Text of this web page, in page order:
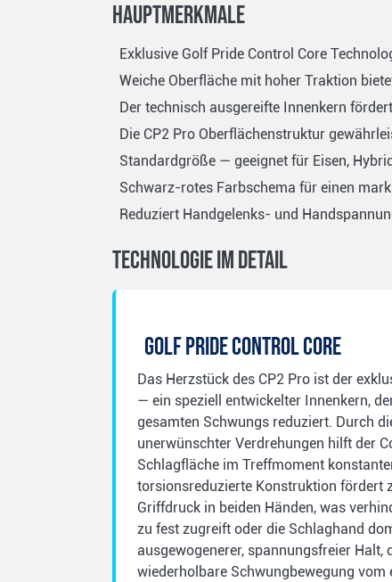
Hauptmerkmale
Exklusive Golf Pride Control Core
Weiche Oberfläche mit hoher Traktion
Der technisch ausgereifte Innenkern
Die CP2 Pro Oberflächenstruktur
Standardgröße — geeignet für Eisen,
Schwarz-rotes Farbschema für einen
Reduziert Handgelenks- und
Technologie im Detail
Golf Pride Control Core
Das Herzstück des CP2 Pro ist der
— ein speziell entwickelter Innenkern,
gesamten Schwungs reduziert. Durch
unerwünschter Verdrehungen hilft der
Schlagfläche im Treffmoment
torsionsreduzierte Konstruktion fördert
Griffdruck in beiden Händen, was
zu fest zugreift oder die Schlaghand
ausgewogenerer, spannungsfreier Halt,
wiederholbare Schwungbewegung vom